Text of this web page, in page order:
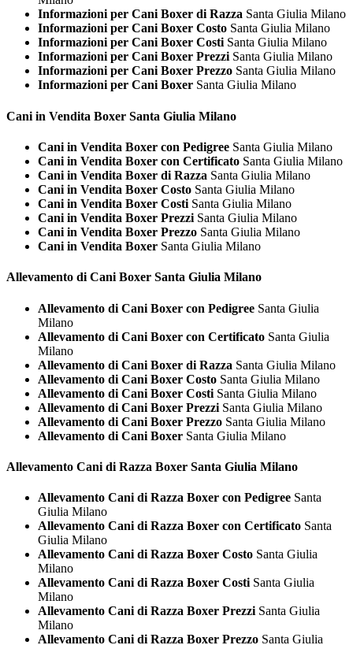
Informazioni per Cani Boxer di Razza Santa Giulia Milano
Informazioni per Cani Boxer Costo Santa Giulia Milano
Informazioni per Cani Boxer CostiSanta Giulia Milano
Informazioni per Cani Boxer PrezziSanta Giulia Milano
Informazioni per Cani Boxer Prezzo Santa Giulia Milano
Informazioni per Cani Boxer Santa Giulia Milano
Cani in Vendita Boxer Santa Giulia Milano
Cani in Vendita Boxer con Pedigree Santa Giulia Milano
Cani in Vendita Boxer con Certificato Santa Giulia Milano
Cani in Vendita Boxer di Razza Santa Giulia Milano
Cani in Vendita Boxer Costo Santa Giulia Milano
Cani in Vendita Boxer Costi Santa Giulia Milano
Cani in Vendita Boxer Prezzi Santa Giulia Milano
Cani in Vendita Boxer Prezzo Santa Giulia Milano
Cani in Vendita Boxer Santa Giulia Milano
Allevamento di Cani Boxer Santa Giulia Milano
Allevamento di Cani Boxer con Pedigree Santa Giulia
Milano
Allevamento di Cani Boxer con Certificato Santa Giulia
Milano
Allevamento di Cani Boxer di Razza Santa Giulia Milano
Allevamento di Cani Boxer Costo Santa Giulia Milano
Allevamento di Cani Boxer Costi Santa Giulia Milano
Allevamento di Cani Boxer Prezzi Santa Giulia Milano
Allevamento di Cani Boxer Prezzo Santa Giulia Milano
Allevamento di Cani Boxer Santa Giulia Milano
Allevamento Cani di Razza Boxer Santa Giulia Milano
Allevamento Cani di Razza Boxer con Pedigree Santa
Giulia Milano
Allevamento Cani di Razza Boxer con Certificato Santa
Giulia Milano
Allevamento Cani di Razza Boxer Costo Santa Giulia
Milano
Allevamento Cani di Razza Boxer Costi Santa Giulia
Milano
Allevamento Cani di Razza Boxer Prezzi Santa Giulia
Milano
Allevamento Cani di Razza Boxer Prezzo Santa Giulia